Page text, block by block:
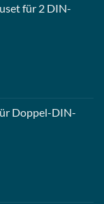
für 2 DIN-
Doppel-DIN-